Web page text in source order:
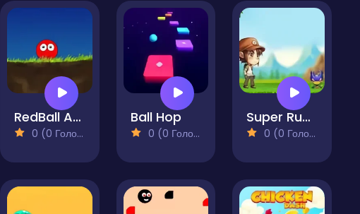
RedBall Adventure
0 (0 Голосів)
Ball Hop
0 (0 Голосів)
Super Runner Henry
0 (0 Голосів)